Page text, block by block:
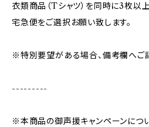
衣類商品（Tシャツ）を同時に3枚以
宅急便をご選択お願い致します。
※特別要望がある場合、備考欄へご
---------
※本商品の御声援キャンペーンにつ